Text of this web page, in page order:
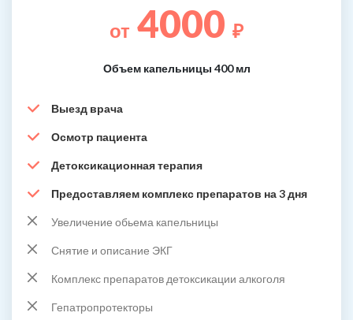
от 4000 ₽
Объем капельницы 400 мл
Выезд врача
Осмотр пациента
Детоксикационная терапия
Предоставляем комплекс препаратов на 3 дня
Увеличение обьема капельницы
Снятие и описание ЭКГ
Комплекс препаратов детоксикации алкоголя
Гепатропротекторы